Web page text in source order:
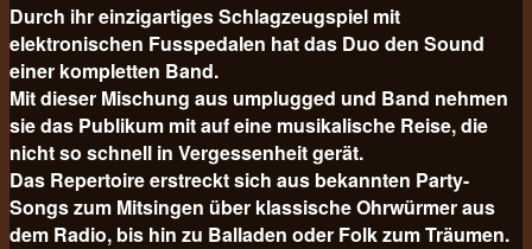
Durch ihr einzigartiges Schlagzeugspiel mit
elektronischen Fusspedalen hat das Duo den Sound
einer kompletten Band.
Mit dieser Mischung aus umplugged und Band nehmen
sie das Publikum mit auf eine musikalische Reise, die
nicht so schnell in Vergessenheit gerät.
Das Repertoire erstreckt sich aus bekannten Party-
Songs zum Mitsingen über klassische Ohrwürmer aus
dem Radio, bis hin zu Balladen oder Folk zum Träumen.